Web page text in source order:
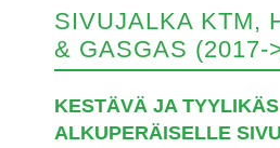
SIVUJALKA KTM,
& GASGAS (2017-
KESTÄVÄ JA
ALKUPERÄISELLE